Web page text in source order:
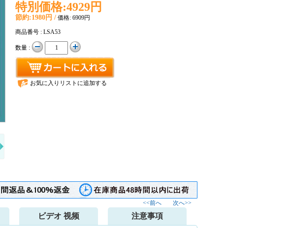
特別価格:4929円
節約:1980円 / 価格: 6909円
商品番号 : LSA53
数量 :
お気に入りリストに追加する
<<前へ 次へ>>
ビデオ 视频 注意事項